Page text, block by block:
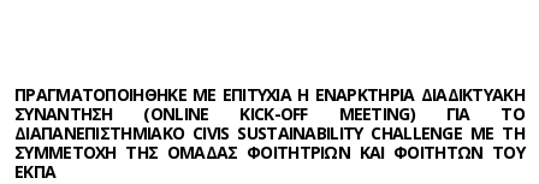
ΠΡΑΓΜΑΤΟΠΟΙΗΘΗΚΕ ΜΕ ΕΠΙΤΥΧΙΑ Η ΕΝΑΡΚΤΗΡΙΑ ΔΙΑΔΙΚΤΥΑΚΗ
ΣΥΝΑΝΤΗΣΗ (ONLINE KICK-OFF MEETING) ΓΙΑ ΤΟ
ΔΙΑΠΑΝΕΠΙΣΤΗΜΙΑΚΟ CIVIS SUSTAINABILITY CHALLENGE ΜΕ ΤΗ
ΣΥΜΜΕΤΟΧΗ ΤΗΣ ΟΜΑΔΑΣ ΦΟΙΤΗΤΡΙΩΝ ΚΑΙ ΦΟΙΤΗΤΩΝ ΤΟΥ
ΕΚΠΑ